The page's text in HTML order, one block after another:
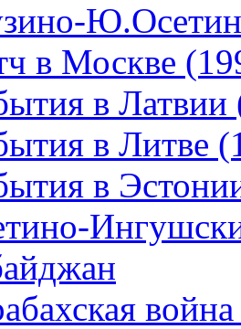
в Москве
в Латвии
в Литве
в